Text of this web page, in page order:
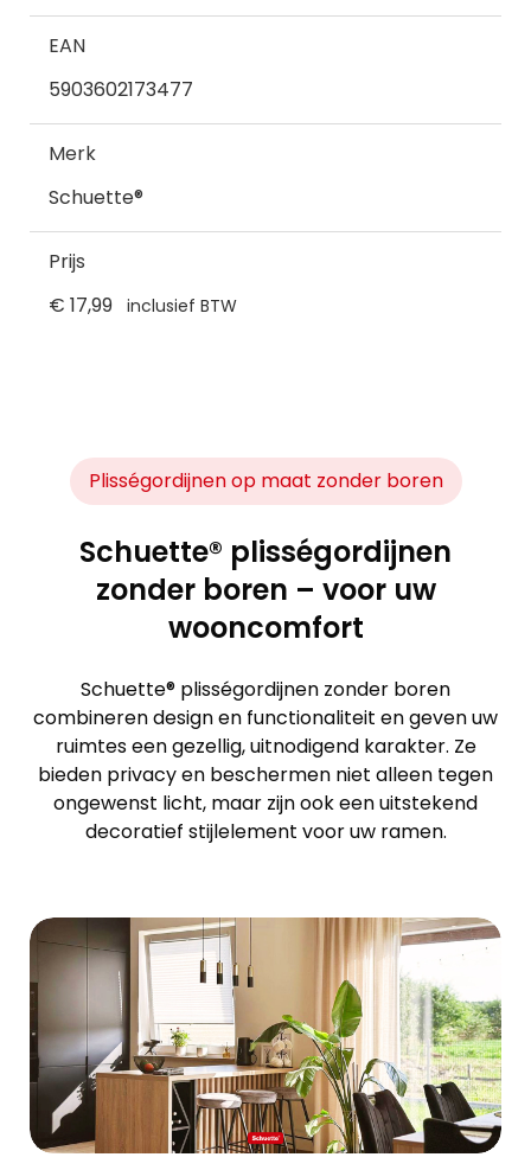
EAN
5903602173477
Merk
Schuette®
Prijs
€ 17,99 inclusief BTW
Plisségordijnen op maat zonder boren
Schuette® plisségordijnen
zonder boren – voor uw
wooncomfort
Schuette® plisségordijnen zonder boren
combineren design en functionaliteit en geven uw
ruimtes een gezellig, uitnodigend karakter. Ze
bieden privacy en beschermen niet alleen tegen
ongewenst licht, maar zijn ook een uitstekend
decoratief stijlelement voor uw ramen.